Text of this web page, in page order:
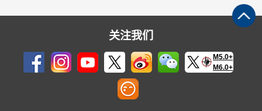
关注我们
M5.0+
M6.0+